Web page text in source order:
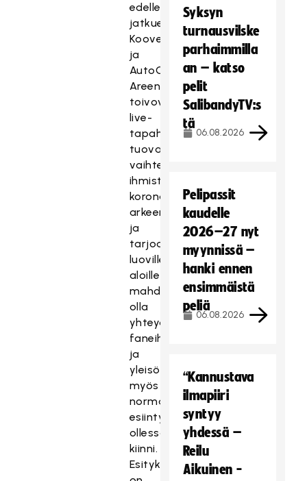
edelleen
jatkuessa.
Koovee
ja
AutoCenter
Areena
toivovat
live-
tapahtumien
tuovan
vaihtelua
ihmisten
korona-
arkeen
ja
tarjoavan
luoville
aloille
mahdollisuuksia
olla
yhteydessä
faneihinsa
ja
yleisöönsä
myös
normaalien
esiintymispaikkojen
ollessa
kiinni.
Esityksiä
Syksyn
turnausvilske
parhaimmilla
an – katso
pelit
SalibandyTV:s
tä
06.08.2026
Pelipassit
kaudelle
2026–27 nyt
myynnissä –
hanki ennen
ensimmäistä
peliä
06.08.2026
“Kannustava
ilmapiiri
syntyy
yhdessä –
Reilu
Aikuinen -